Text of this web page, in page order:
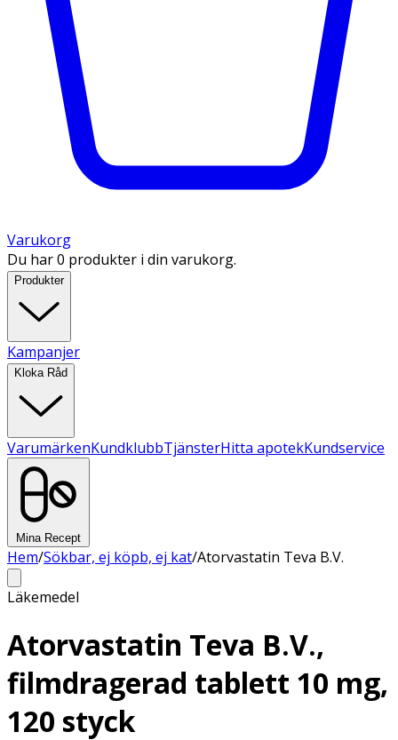
Varukorg
Du har 0 produkter i din varukorg.
Produkter
Kampanjer
Kloka Råd
VarumärkenKundklubbTjänsterHitta apotekKundservice
Mina Recept
Hem/Sökbar, ej köpb, ej kat/Atorvastatin Teva B.V.
Läkemedel
Atorvastatin Teva B.V.,
filmdragerad tablett 10 mg,
120 styck